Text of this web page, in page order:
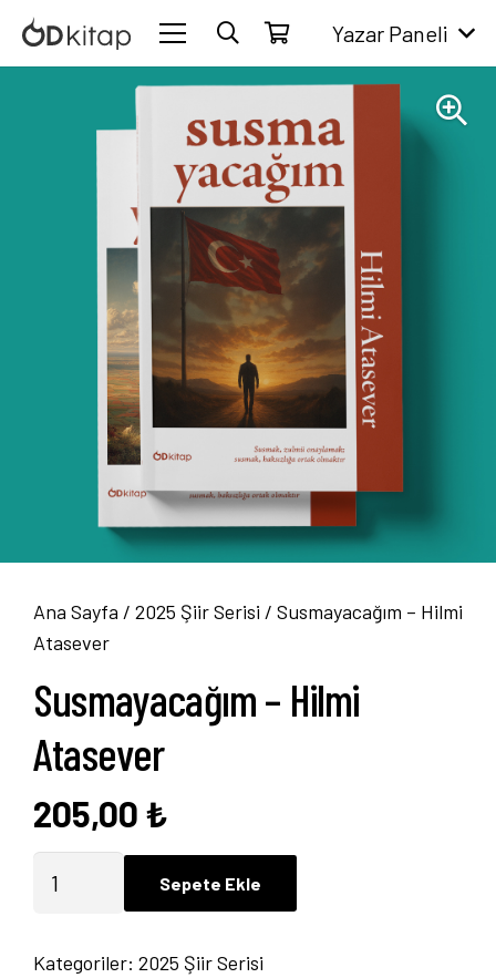
Yazar Paneli
Ana Sayfa / 2025 Şiir Serisi / Susmayacağım – Hilmi
Atasever
Susmayacağım – Hilmi
Atasever
205,00 ₺
Atasever
Sepete Ekle
Kategoriler: 2025 Şiir Serisi